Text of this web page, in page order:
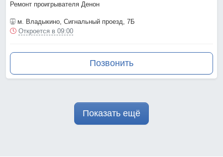
Ремонт проигрывателя Денон
м. Владыкино, Сигнальный проезд, 7Б
Откроется в 09:00
Позвонить
Показать ещё